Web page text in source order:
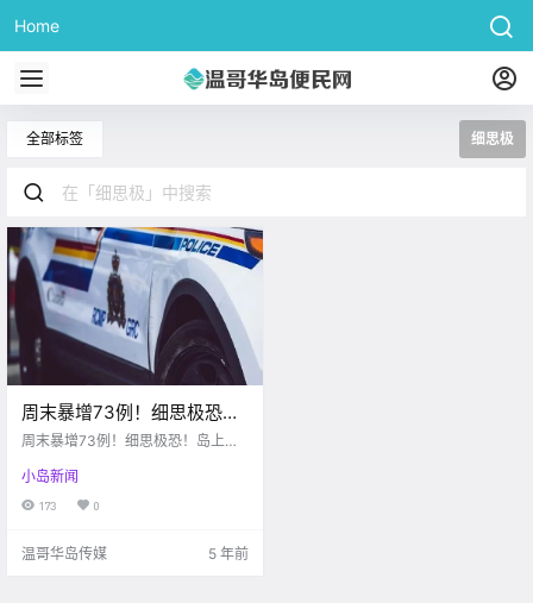
Home
全部标签 细思极
周末暴增73例！细思极恐！
岛上一个小木屋烧毁居然发
周末暴增73例！细思极恐！岛上一
骸！！
小岛新闻
173 0
温哥华岛传媒 5 年前